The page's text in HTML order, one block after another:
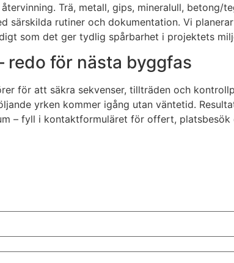
Trä, metall, gips, mineralull, betong/
särskilda rutiner och dokumentation. Vi
som det ger tydlig spårbarhet i projektets
redo för nästa byggfas
för att säkra sekvenser, tillträden och
yrken kommer igång utan väntetid.
– fyll i kontaktformuläret för offert,